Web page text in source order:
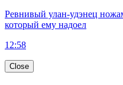
Ревнивый улан-удэнец
который ему надоел
12:58
Close